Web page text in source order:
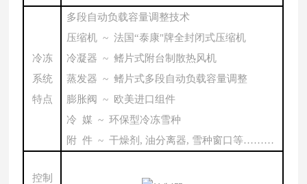
冷冻
系统
特点
多段自动负载容量调整技术
压缩机 ~ 法国“泰康"牌全封闭式压缩机
冷凝器 ~ 鳍片式附台制散热风机
蒸发器 ~ 鳍片式多段自动负载容量调整
膨胀阀
~ 欧美进口组件
冷 媒 ~ 环保型冷冻雪种
附 件 ~ 干燥剂, 油分离器, 雪种窗口等………
控制